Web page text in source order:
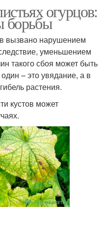
огурцов:
борьбы
вызвано нарушением
уменьшением
такого сбоя может быть
один – это увядание, а в
растения.
кустов может